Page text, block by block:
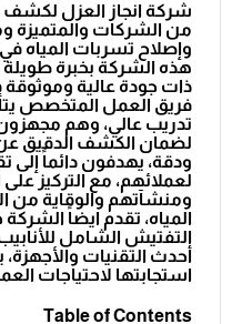
شركة انجاز العزل لكشف
من الشركات
وإصلاح تسربات المياه
هذه الشركة بخبرة
ذات جودة عالية
فريق العمل المتخصص
تدريب عالي، وهم مجهزون
لضمان الكشف الدقيق عن
ودقة، يهدفون دائماً إلى
لعملائهم، مع التركيز
ومنشآتهم والوقاية من
المياه، تقدم ايضاً
التفتيش الشامل
أحدث التقنيات
استجابتها لاحتياجات
Table of Contents